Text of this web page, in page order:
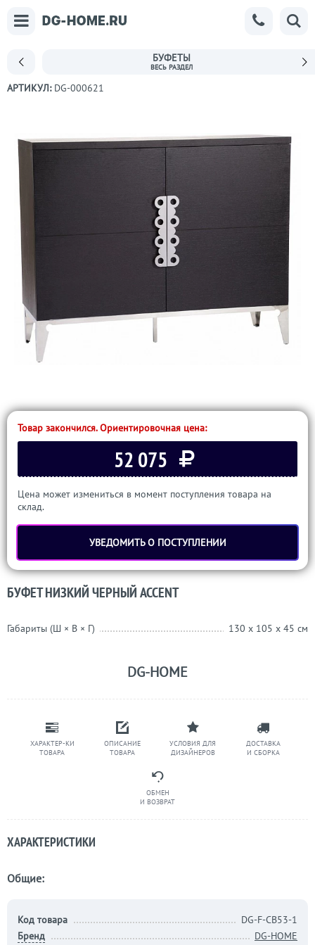
БУФЕТЫ
АРТИКУЛ: DG-000621
ХАРАКТЕР-КИ
ТОВАРА
ОПИСАНИЕ
ТОВАРА
УСЛОВИЯ ДЛЯ
ДИЗАЙНЕРОВ
ДОСТАВКА
И СБОРКА
ОБМЕН
И ВОЗВРАТ
Товар закончился. Ориентировочная цена:
52 075
Цена может измениться в момент поступления товара на
склад.
УВЕДОМИТЬ О ПОСТУПЛЕНИИ
БУФЕТ НИЗКИЙ ЧЕРНЫЙ ACCENT
Габариты (Ш × В × Г) 130 x 105 x 45 см
DG-HOME
ХАРАКТЕРИСТИКИ
Общие:
Код товара
DG-F-CB53-1
Бренд
DG-HOME